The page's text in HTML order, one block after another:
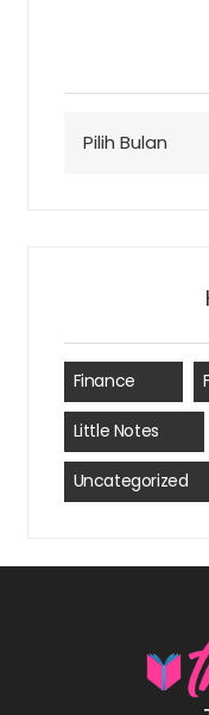
Finance
Little Notes
Uncategorized